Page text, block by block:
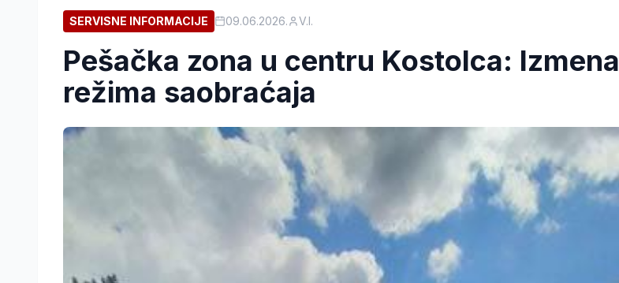
SERVISNE INFORMACIJE 09.06.2026. V.I.
Pešačka zona u centru Kostolca: Izmena
režima saobraćaja